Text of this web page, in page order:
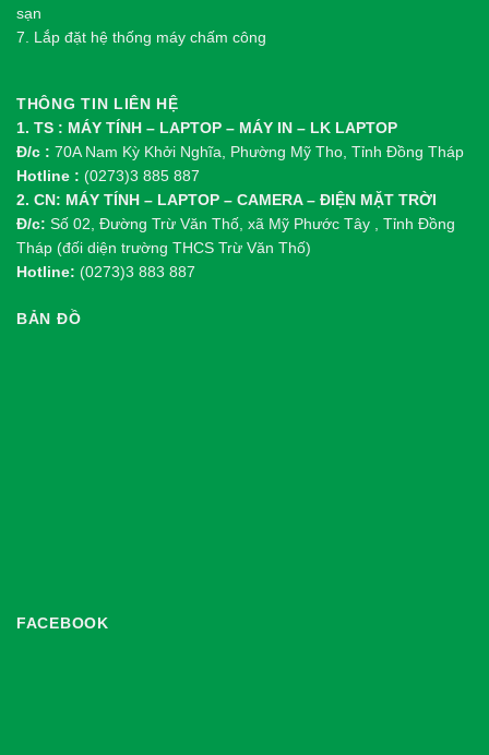
sạn
7. Lắp đặt hệ thống máy chấm công
THÔNG TIN LIÊN HỆ
1. TS : MÁY TÍNH – LAPTOP – MÁY IN – LK LAPTOP
Đ/c : 70A Nam Kỳ Khởi Nghĩa, Phường Mỹ Tho, Tỉnh Đồng Tháp
Hotline : (0273)3 885 887
2. CN: MÁY TÍNH – LAPTOP – CAMERA – ĐIỆN MẶT TRỜI
Đ/c: Số 02, Đường Trừ Văn Thố, xã Mỹ Phước Tây , Tỉnh Đồng
Tháp (đối diện trường THCS Trừ Văn Thố)
Hotline: (0273)3 883 887
BẢN ĐỒ
FACEBOOK